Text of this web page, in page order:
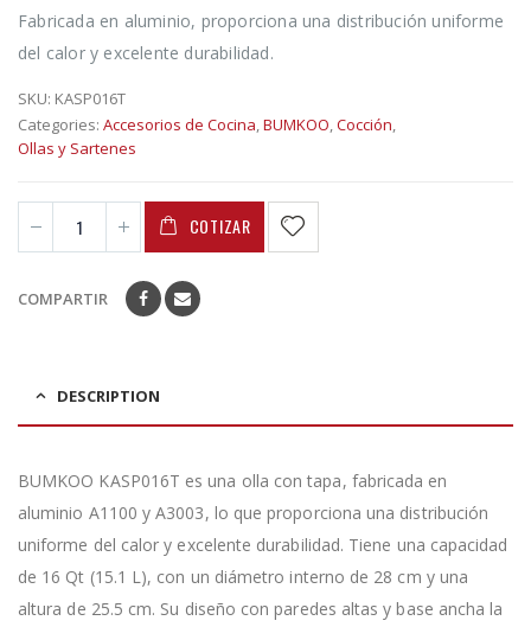
Fabricada en aluminio, proporciona una distribución uniforme
del calor y excelente durabilidad.
SKU: KASP016T
Categories: Accesorios de Cocina,BUMKOO,Cocción,
Ollas y Sartenes
COTIZAR
COMPARTIR
DESCRIPTION
BUMKOO KASP016T es una olla con tapa, fabricada en
aluminio A1100 y A3003, lo que proporciona una distribución
uniforme del calor y excelente durabilidad. Tiene una capacidad
de 16 Qt (15.1 L), con un diámetro interno de 28 cm y una
altura de 25.5 cm. Su diseño con paredes altas y base ancha la